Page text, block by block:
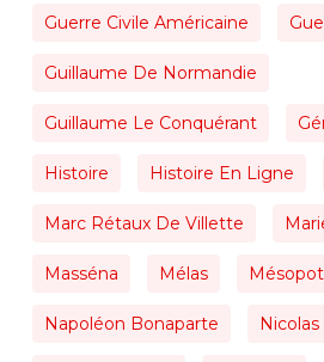
Guerre Civile Américaine
Guillaume De Normandie
Guillaume Le Conquérant
Histoire Histoire En Ligne
Marc Rétaux De Villette
Masséna Mélas
Napoléon Bonaparte